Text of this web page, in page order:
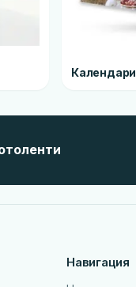
Календари
Навигация